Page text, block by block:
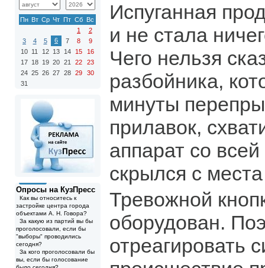
Пн Вт Ср Чт Пт Сб Вс
1
2
3
4 5 6 7 8
9
10 11 12 13 14 15
16
17 18 19 20 21 22
23
24 25 26 27 28 29
30
31
Опросы на КузПресс
Как вы относитесь к
застройке центра города
объектами А. Н. Говора?
За какую из партий вы бы
проголосовали, если бы
"выборы" проводились
сегодня?
За кого проголосовали бы
вы, если бы голосование
Испуганная
и не стала
Чего нельзя
разбойника,
минуты
прилавок,
аппарат со
скрылся с
Тревожной
оборудован.
отреагировать